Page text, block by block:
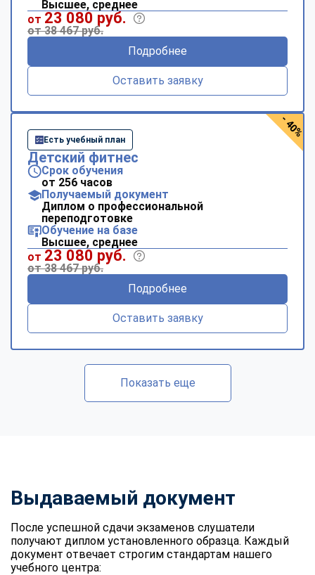
Высшее, среднее
от 23 080 руб.
от 38 467 руб.
Подробнее
Оставить заявку
Есть учебный план
Детский фитнес
Срок обучения
от 256 часов
Получаемый документ
Диплом о профессиональной
переподготовке
Обучение на базе
Высшее, среднее
от 23 080 руб.
от 38 467 руб.
Подробнее
Оставить заявку
- 40%
Показать еще
Выдаваемый документ
После успешной сдачи экзаменов слушатели
получают диплом установленного образца. Каждый
документ отвечает строгим стандартам нашего
учебного центра: